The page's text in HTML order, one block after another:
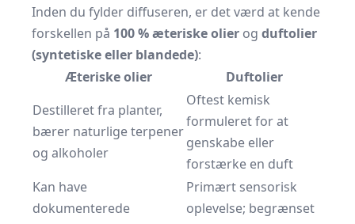
Inden du fylder diffuseren, er det værd at kende
forskellen på 100 % æteriske olier og duftolier
(syntetiske eller blandede):
Æteriske olier
Duftolier
Destilleret fra planter,
bærer naturlige terpener
og alkoholer
Oftest kemisk
formuleret for at
genskabe eller
forstærke en duft
Kan have
dokumenterede
Primært sensorisk
oplevelse; begrænset